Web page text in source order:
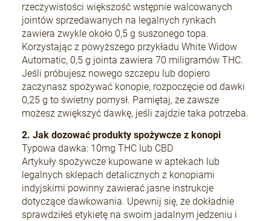
rzeczywistości większość wstępnie walcowanych
jointów sprzedawanych na legalnych rynkach
zawiera zwykle około 0,5 g suszonego topa.
Korzystając z powyższego przykładu White Widow
Automatic, 0,5 g jointa zawiera 70 miligramów THC.
Jeśli próbujesz nowego szczepu lub dopiero
zaczynasz spożywać konopie, rozpoczęcie od dawki
0,25 g to świetny pomysł. Pamiętaj, że zawsze
możesz zwiększyć dawkę, jeśli zajdzie taka potrzeba.
2. Jak dozować produkty spożywcze z konopi
Typowa dawka: 10mg THC lub CBD
Artykuły spożywcze kupowane w aptekach lub
legalnych sklepach detalicznych z konopiami
indyjskimi powinny zawierać jasne instrukcje
dotyczące dawkowania. Upewnij się, że dokładnie
sprawdziłeś etykietę na swoim jadalnym jedzeniu i